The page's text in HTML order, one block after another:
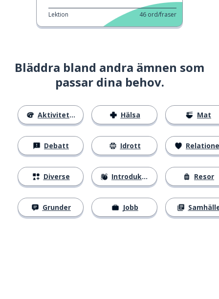
Lektion 46 ord/fraser
Bläddra bland andra ämnen som
passar dina behov.
Aktiviteter
Debatt
Diverse
Grunder
Hälsa
Idrott
Introduktion
Jobb
Mat
Resor